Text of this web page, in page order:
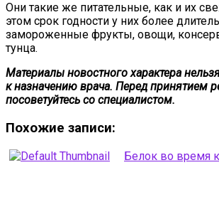
Они такие же питательные, как и их
этом срок годности у них более
замороженные фрукты, овощи,
тунца.
Материалы новостного характера
к назначению врача. Перед принятием
посоветуйтесь со специалистом.
Похожие записи:
Белок во время